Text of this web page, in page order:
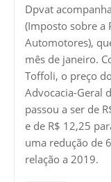
Dpvat
(Imposto sobre a
Automotores),
mês de janeiro.
Toffoli, o preço
Advocacia-Geral
passou a ser de
e de R$ 12,25
uma redução de
relação a 2019.